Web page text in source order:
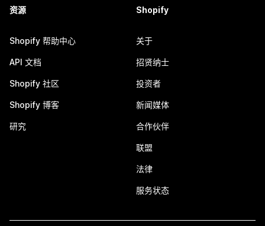
资源
Shopify 帮助中心
API 文档
Shopify 社区
Shopify 博客
研究
Shopify
关于
招贤纳士
投资者
新闻媒体
合作伙伴
联盟
法律
服务状态